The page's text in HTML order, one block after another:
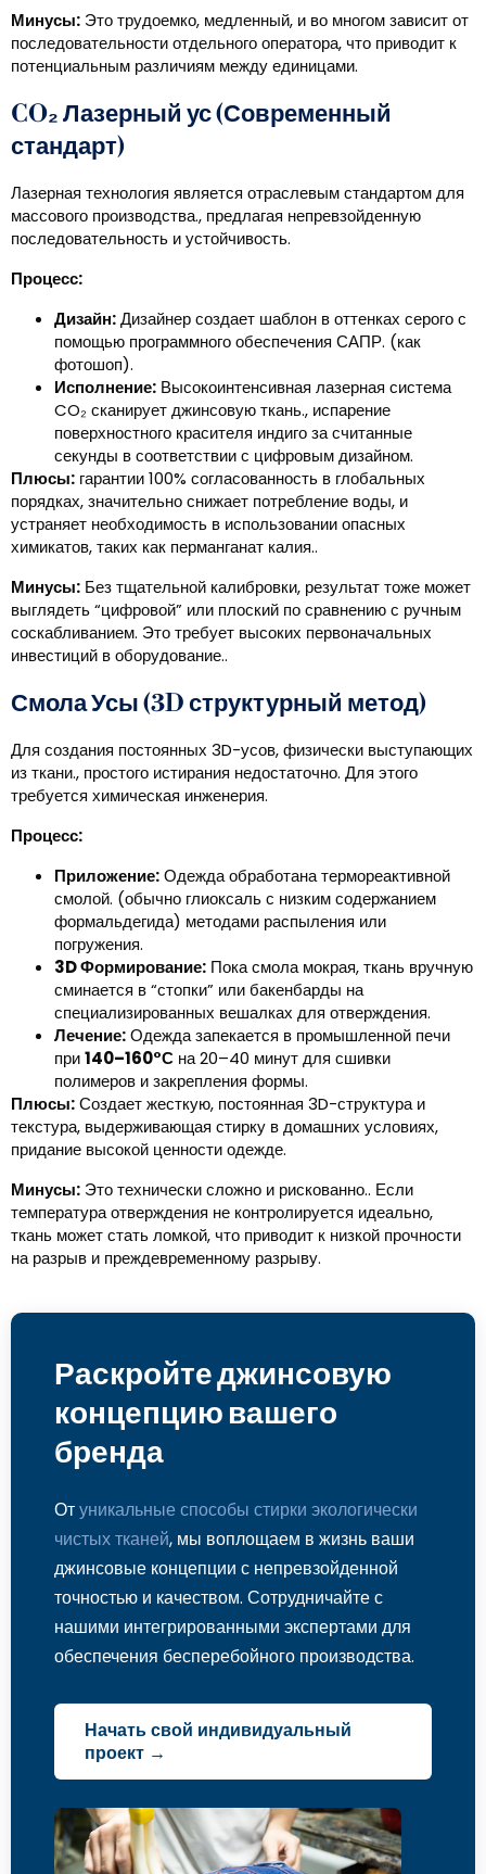
Минусы: Это трудоемко, медленный, и во многом зависит от
последовательности отдельного оператора, что приводит к
потенциальным различиям между единицами.
CO₂ Лазерный ус (Современный
стандарт)
Лазерная технология является отраслевым стандартом для
массового производства., предлагая непревзойденную
последовательность и устойчивость.
Процесс:
Дизайн:Дизайнер создает шаблон в оттенках серого с
помощью программного обеспечения САПР. (как
фотошоп).
Исполнение: Высокоинтенсивная лазерная система
CO₂ сканирует джинсовую ткань., испарение
поверхностного красителя индиго за считанные
секунды в соответствии с цифровым дизайном.
Плюсы: гарантии 100% согласованность в глобальных
порядках, значительно снижает потребление воды, и
устраняет необходимость в использовании опасных
химикатов, таких как перманганат калия..
Минусы: Без тщательной калибровки, результат тоже может
выглядеть “цифровой” или плоский по сравнению с ручным
соскабливанием. Это требует высоких первоначальных
инвестиций в оборудование..
Смола Усы (3D структурный метод)
Для создания постоянных 3D-усов, физически выступающих
из ткани., простого истирания недостаточно. Для этого
требуется химическая инженерия.
Процесс:
Приложение:Одежда обработана термореактивной
смолой. (обычно глиоксаль с низким содержанием
формальдегида) методами распыления или
погружения.
3D Формирование: Пока смола мокрая, ткань вручную
сминается в “стопки” или бакенбарды на
специализированных вешалках для отверждения.
Лечение:Одежда запекается в промышленной печи
при140–160°С на 20–40 минут для сшивки
полимеров и закрепления формы.
Плюсы:Создает жесткую, постоянная 3D-структура и
текстура, выдерживающая стирку в домашних условиях,
придание высокой ценности одежде.
Минусы: Это технически сложно и рискованно.. Если
температура отверждения не контролируется идеально,
ткань может стать ломкой, что приводит к низкой прочности
на разрыв и преждевременному разрыву.
Раскройте джинсовую
концепцию вашего
бренда
Отуникальные способы стирки экологически
чистых тканей, мы воплощаем в жизнь ваши
джинсовые концепции с непревзойденной
точностью и качеством. Сотрудничайте с
нашими интегрированными экспертами для
обеспечения бесперебойного производства.
Начать свой индивидуальный
проект →